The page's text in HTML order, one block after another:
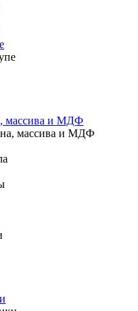
массива и МДФ